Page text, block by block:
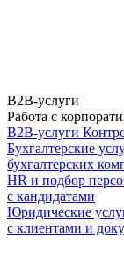
B2B-услуги
Работа с
B2B-услуги
Бухгалтерские
бухгалтерских
HR и подбор
с кандидатами
Юридические
с клиентами и